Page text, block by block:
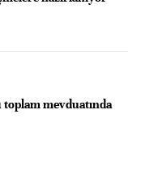
toplam mevduatında